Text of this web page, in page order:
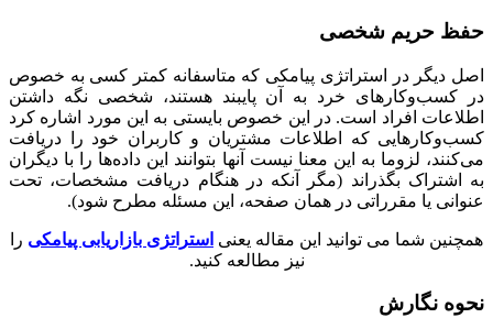
حفظ حریم شخصی
اصل دیگر در استراتژی پیامکی که متاسفانه کمتر کسی به خصوص
در کسب‌و‌کارهای خرد به آن پایبند هستند، شخصی نگه داشتن
اطلاعات افراد است. در این خصوص بایستی به این مورد اشاره کرد
کسب‌و‌کارهایی که اطلاعات مشتریان و کاربران خود را دریافت
می‌کنند، لزوما به این معنا نیست آنها بتوانند این داده‌ها را با دیگران
به اشتراک بگذراند (مگر آنکه در هنگام دریافت مشخصات، تحت
عنوانی یا مقرراتی در همان صفحه، این مسئله مطرح شود).
همچنین شما می توانید این مقاله یعنی استراتژی بازاریابی پیامکی را
نیز مطالعه کنید.
نحوه نگارش